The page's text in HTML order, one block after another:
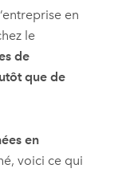
en
le
de
que de
en
voici ce qui